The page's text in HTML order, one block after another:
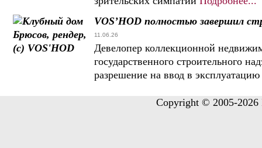
VOS’HOD полностью завершил
11.06.26
Девелопер коллекционной
государственного строительного
разрешение на ввод в
Copyright © 2005-2026